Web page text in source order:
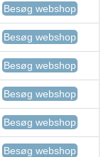
Besøg webshop
Besøg webshop
Besøg webshop
Besøg webshop
Besøg webshop
Besøg webshop